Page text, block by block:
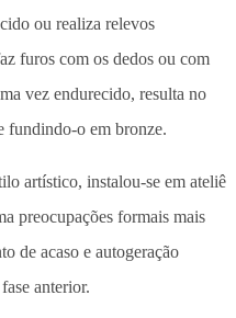
ou realiza relevos
furos com os dedos ou com
vez endurecido, resulta no
fundindo-o em bronze.
artístico, instalou-se em ateliê
preocupações formais mais
de acaso e autogeração
anterior.